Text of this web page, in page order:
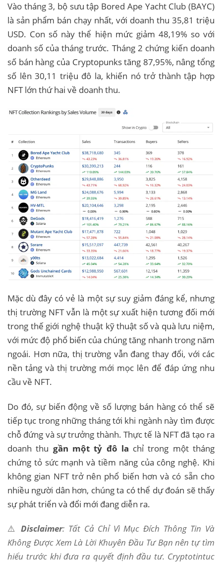
Vào tháng 3, bộ sưu tập Bored Ape Yacht Club (BAYC)
là sản phẩm bán chạy nhất, với doanh thu 35,81 triệu
USD. Con số này thể hiện mức giảm 48,19% so với
doanh số của tháng trước. Tháng 2 chứng kiến ​​doanh
số bán hàng của Cryptopunks tăng 87,95%, nâng tổng
số lên 30,11 triệu đô la, khiến nó trở thành tập hợp
NFT lớn thứ hai về doanh thu.
Mặc dù đây có vẻ là một sự suy giảm đáng kể, nhưng
thị trường NFT vẫn là một sự xuất hiện tương đối mới
trong thế giới nghệ thuật kỹ thuật số và quà lưu niệm,
với mức độ phổ biến của chúng tăng nhanh trong năm
ngoái. Hơn nữa, thị trường vẫn đang thay đổi, với các
nền tảng và thị trường mới mọc lên để đáp ứng nhu
cầu về NFT.
Do đó, sự biến động về số lượng bán hàng có thể sẽ
tiếp tục trong những tháng tới khi ngành này tìm được
chỗ đứng và sự trưởng thành. Thực tế là NFT đã tạo ra
doanh thu gần một tỷ đô la chỉ trong một tháng
chứng tỏ sức mạnh và tiềm năng của công nghệ. Khi
không gian NFT trở nên phổ biến hơn và có sẵn cho
nhiều người dân hơn, chúng ta có thể dự đoán sẽ thấy
sự phát triển và đổi mới đang diễn ra.
⚠️Disclaimer: Tất Cả Chỉ Vì Mục Đích Thông Tin Và
Không Được Xem Là Lời Khuyên Đầu Tư Bạn nên tự tìm
hiểu trước khi đưa ra quyết định đầu tư. Cryptotintuc